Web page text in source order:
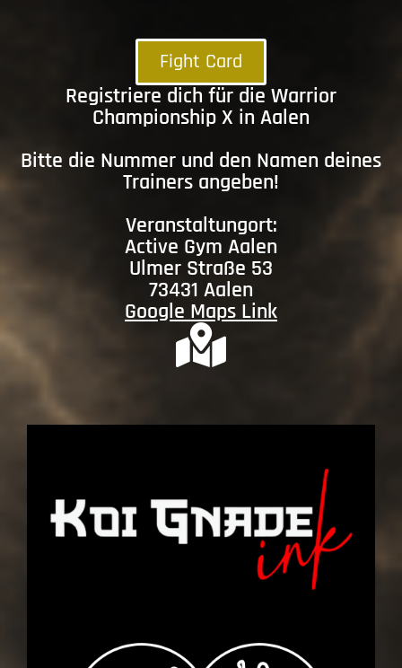
Fight Card
Registriere dich für die Warrior
Championship X in Aalen
Bitte die Nummer und den Namen deines
Trainers angeben!
Veranstaltungort:
Active Gym Aalen
Ulmer Straße 53
73431 Aalen
Google Maps Link